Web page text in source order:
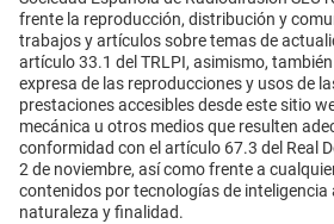
frente la reproducción, distribución y
trabajos y artículos sobre temas de
artículo 33.1 del TRLPI, asimismo,
expresa de las reproducciones y usos de
prestaciones accesibles desde este sitio
mecánica u otros medios que resulten
conformidad con el artículo 67.3 del Real
2 de noviembre, así como frente a
contenidos por tecnologías de inteligencia
naturaleza y finalidad.